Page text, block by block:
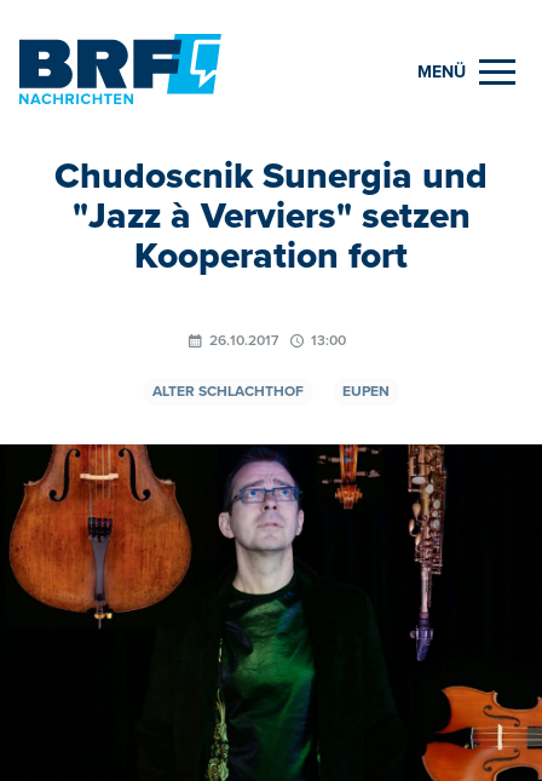
MENÜ
Chudoscnik Sunergia und
"Jazz à Verviers" setzen
Kooperation fort
26.10.2017 13:00
ALTER SCHLACHTHOF EUPEN